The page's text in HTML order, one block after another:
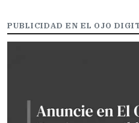
PUBLICIDAD EN EL OJO